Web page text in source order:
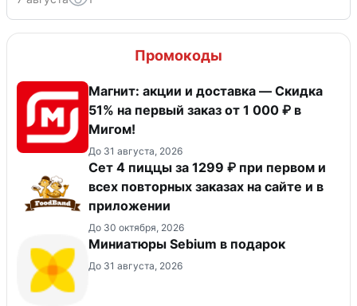
Промокоды
Магнит: акции и доставка — Скидка
51% на первый заказ от 1 000 ₽ в
Мигом!
До 31 августа, 2026
Сет 4 пиццы за 1299 ₽ при первом и
всех повторных заказах на сайте и в
приложении
До 30 октября, 2026
Миниатюры Sebium в подарок
До 31 августа, 2026